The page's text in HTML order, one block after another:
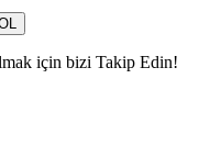
için bizi Takip Edin!